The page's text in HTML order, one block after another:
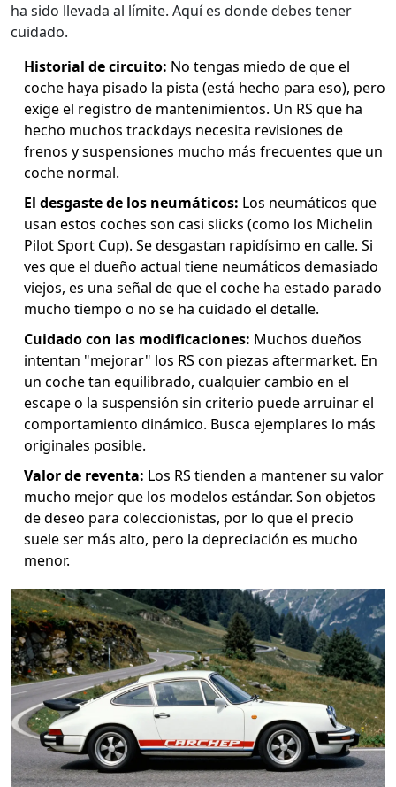
ha sido llevada al límite. Aquí es donde debes tener
cuidado.
Historial de circuito: No tengas miedo de que el
coche haya pisado la pista (está hecho para eso), pero
exige el registro de mantenimientos. Un RS que ha
hecho muchos trackdays necesita revisiones de
frenos y suspensiones mucho más frecuentes que un
coche normal.
El desgaste de los neumáticos: Los neumáticos que
usan estos coches son casi slicks (como los Michelin
Pilot Sport Cup). Se desgastan rapidísimo en calle. Si
ves que el dueño actual tiene neumáticos demasiado
viejos, es una señal de que el coche ha estado parado
mucho tiempo o no se ha cuidado el detalle.
Cuidado con las modificaciones: Muchos dueños
intentan "mejorar" los RS con piezas aftermarket. En
un coche tan equilibrado, cualquier cambio en el
escape o la suspensión sin criterio puede arruinar el
comportamiento dinámico. Busca ejemplares lo más
originales posible.
Valor de reventa: Los RS tienden a mantener su valor
mucho mejor que los modelos estándar. Son objetos
de deseo para coleccionistas, por lo que el precio
suele ser más alto, pero la depreciación es mucho
menor.